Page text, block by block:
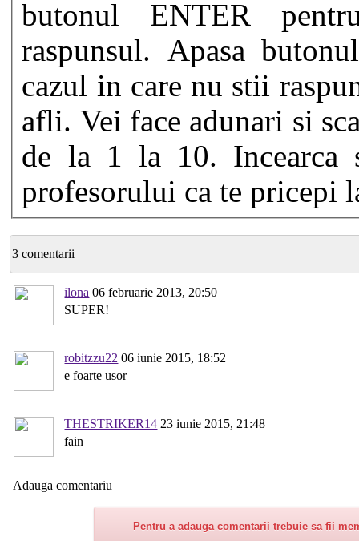
butonul ENTER
raspunsul. Apasa
cazul in care nu stii
afli. Vei face adunari si
de la 1 la 10. Incearca
profesorului ca te pricepi
3 comentarii
ilona 06 februarie 2013, 20:50
SUPER!
robitzzu22 06 iunie 2015, 18:52
e foarte usor
THESTRIKER14 23 iunie 2015, 21:48
fain
Adauga comentariu
Pentru a adauga comentarii trebuie sa fii